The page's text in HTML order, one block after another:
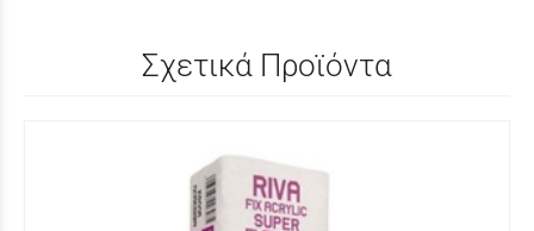
Σχετικά Προϊόντα